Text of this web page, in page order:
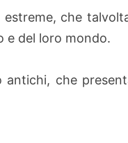
che
e del loro mondo.
che